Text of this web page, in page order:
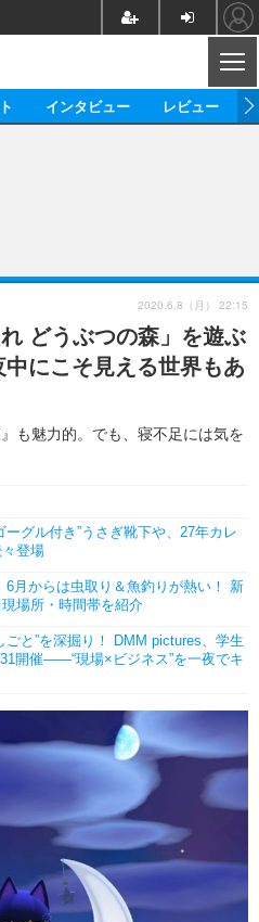
グッズ
海外
ビジネス
アーティスト
実写
イベント
座談会
ABEMA Cafe
インタビュー レビュー
どうぶつの森」を遊ぶ
にこそ見える世界もあ
も魅力的。でも、寝不足には気を
ーグル付き”うさぎ靴下や、27年カレ
登場
6月からは虫取り＆魚釣りが熱い！ 新
場所・時間帯を紹介
ごと”を深掘り！ DMM pictures、学生
開催――“現場×ビジネス”を一夜でキ
2020.6.8（月） 22:15